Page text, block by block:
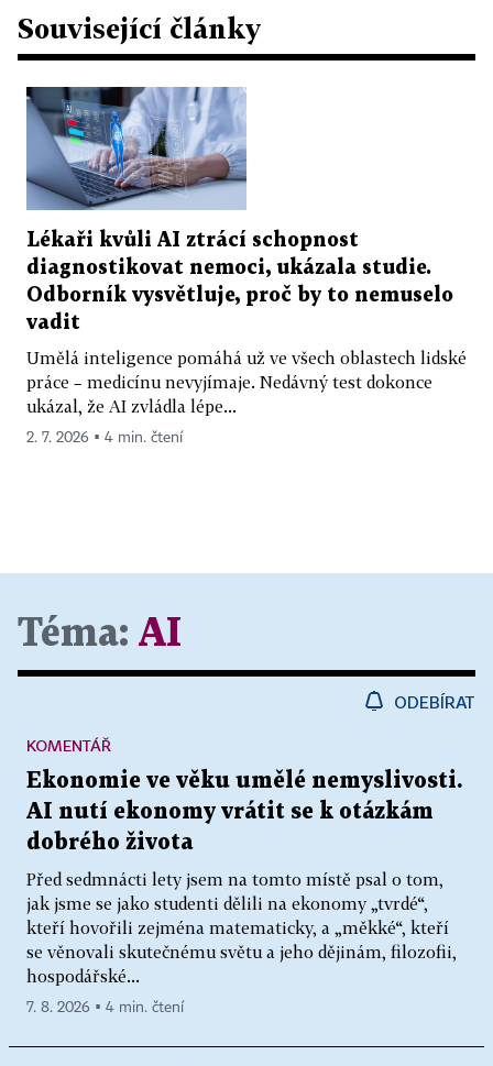
Související články
Lékaři kvůli AI ztrácí schopnost
diagnostikovat nemoci, ukázala studie.
Odborník vysvětluje, proč by to nemuselo
vadit
Umělá inteligence pomáhá už ve všech oblastech lidské
práce – medicínu nevyjímaje. Nedávný test dokonce
ukázal, že AI zvládla lépe...
2. 7. 2026 ▪ 4 min. čtení
Téma: AI
ODEBÍRAT
Ekonomie ve věku umělé nemyslivosti.
AI nutí ekonomy vrátit se k otázkám
dobrého života
Před sedmnácti lety jsem na tomto místě psal o tom,
jak jsme se jako studenti dělili na ekonomy „tvrdé“,
kteří hovořili zejména matematicky, a „měkké“, kteří
se věnovali skutečnému světu a jeho dějinám, filozofii,
hospodářské...
KOMENTÁŘ
7. 8. 2026 ▪ 4 min. čtení